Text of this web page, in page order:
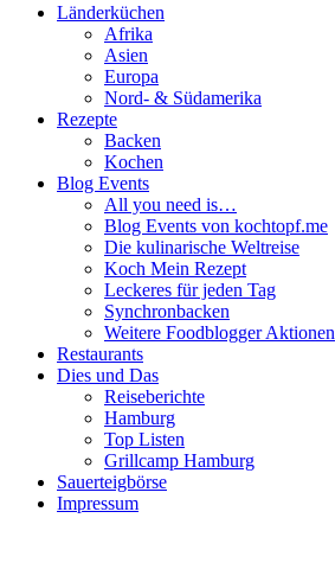
Länderküchen
Afrika
Asien
Europa
Nord- & Südamerika
Rezepte
Backen
Kochen
Blog Events
All you need is…
Blog Events von kochtopf.me
Die kulinarische Weltreise
Koch Mein Rezept
Leckeres für jeden Tag
Synchronbacken
Weitere Foodblogger Aktionen
Restaurants
Dies und Das
Reiseberichte
Hamburg
Top Listen
Grillcamp Hamburg
Sauerteigbörse
Impressum